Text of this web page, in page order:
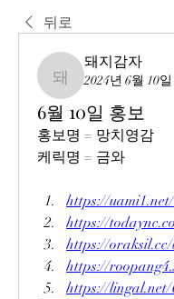
뒤로
돼지감자
돼지감자
2024년 6월 10일
6월 10일 홍보
홍보명 = 망치영감
케릭명 = 금와
https://
https://
https://
https://
https://lingal.net/